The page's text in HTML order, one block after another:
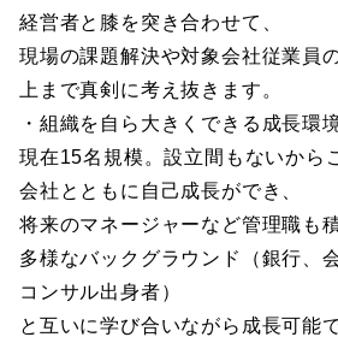
経営者と膝を突き合わせて、
現場の課題解決や対象会社従業員
上まで真剣に考え抜きます。
・組織を自ら大きくできる成長環
現在15名規模。設立間もないから
会社とともに自己成長ができ、
将来のマネージャーなど管理職も
多様なバックグラウンド（銀行、会
コンサル出身者）
と互いに学び合いながら成長可能で